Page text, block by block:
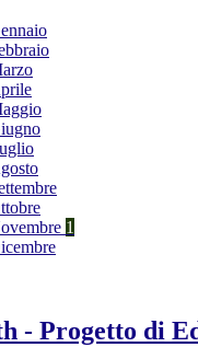
1
- Progetto di